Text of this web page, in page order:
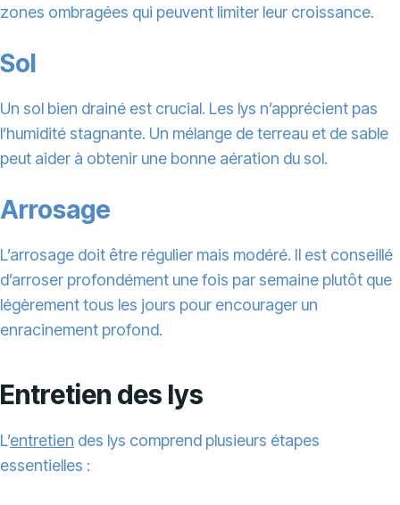
zones ombragées qui peuvent limiter leur croissance.
Sol
Un sol bien drainé est crucial. Les lys n’apprécient pas
l’humidité stagnante. Un mélange de terreau et de sable
peut aider à obtenir une bonne aération du sol.
Arrosage
L’arrosage doit être régulier mais modéré. Il est conseillé
d’arroser profondément une fois par semaine plutôt que
légèrement tous les jours pour encourager un
enracinement profond.
Entretien des lys
L’entretien des lys comprend plusieurs étapes
essentielles :